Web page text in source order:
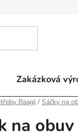
Zakázková
Baagl / Sáčky na
na